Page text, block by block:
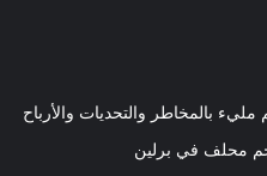
مليء بالمخاطر والتحديات والأرباح
محلف في برلين